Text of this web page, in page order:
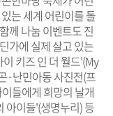
는 세계 어린이를 돌
께 나눔 이벤트도 진
가에 실제 살고 있는
키즈 인 더 월드'(My
·난민아동 사진전(프
들에게 희망의 날개
아이들'(생명누리) 등